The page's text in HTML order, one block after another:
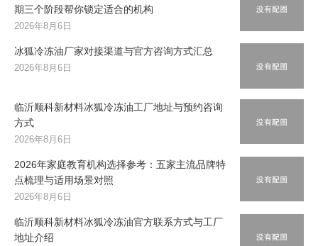
期三个阶段帮你锁定适合的机构
2026年8月6日
冰狐冷冻油厂家对接渠道与官方咨询方式汇总
2026年8月6日
临沂顺科新材料冰狐冷冻油工厂地址与预约咨询
方式
2026年8月6日
2026年家庭教育机构选择参考：五家主流品牌特
点梳理与适用场景对照
2026年8月6日
临沂顺科新材料冰狐冷冻油官方联系方式与工厂
地址介绍